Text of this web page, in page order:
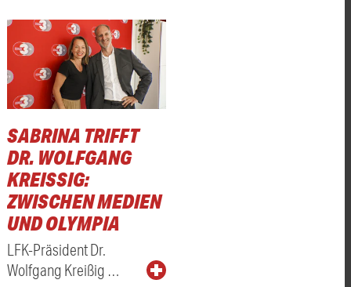
SABRINA TRIFFT
DR. WOLFGANG
KREISSIG: Z
WISCHEN MEDIEN U
ND OLYMPIA
LFK-Präsident Dr.
Wolfgang Kreißig …